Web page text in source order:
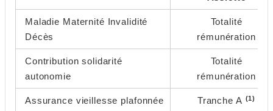
Maladie Maternité Invalidité
Décès
Totalité
rémunération
Contribution solidarité
autonomie
Totalité
rémunération
Assurance vieillesse plafonnée Tranche A (1)